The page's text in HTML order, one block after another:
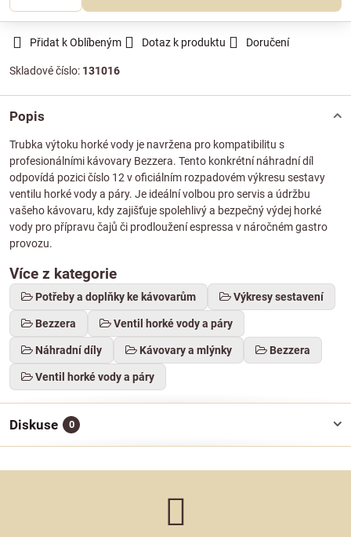
Přidat k Oblíbeným Dotaz k produktu Doručení
Skladové číslo: 131016
Popis
Trubka výtoku horké vody je navržena pro kompatibilitu s
profesionálními kávovary Bezzera. Tento konkrétní náhradní díl
odpovídá pozici číslo 12 v oficiálním rozpadovém výkresu sestavy
ventilu horké vody a páry. Je ideální volbou pro servis a údržbu
vašeho kávovaru, kdy zajišťuje spolehlivý a bezpečný výdej horké
vody pro přípravu čajů či prodloužení espressa v náročném gastro
provozu.
Více z kategorie
Potřeby a doplňky ke kávovarům Výkresy sestavení
Bezzera Ventil horké vody a páry
Náhradní díly Kávovary a mlýnky Bezzera
Ventil horké vody a páry
Diskuse 0